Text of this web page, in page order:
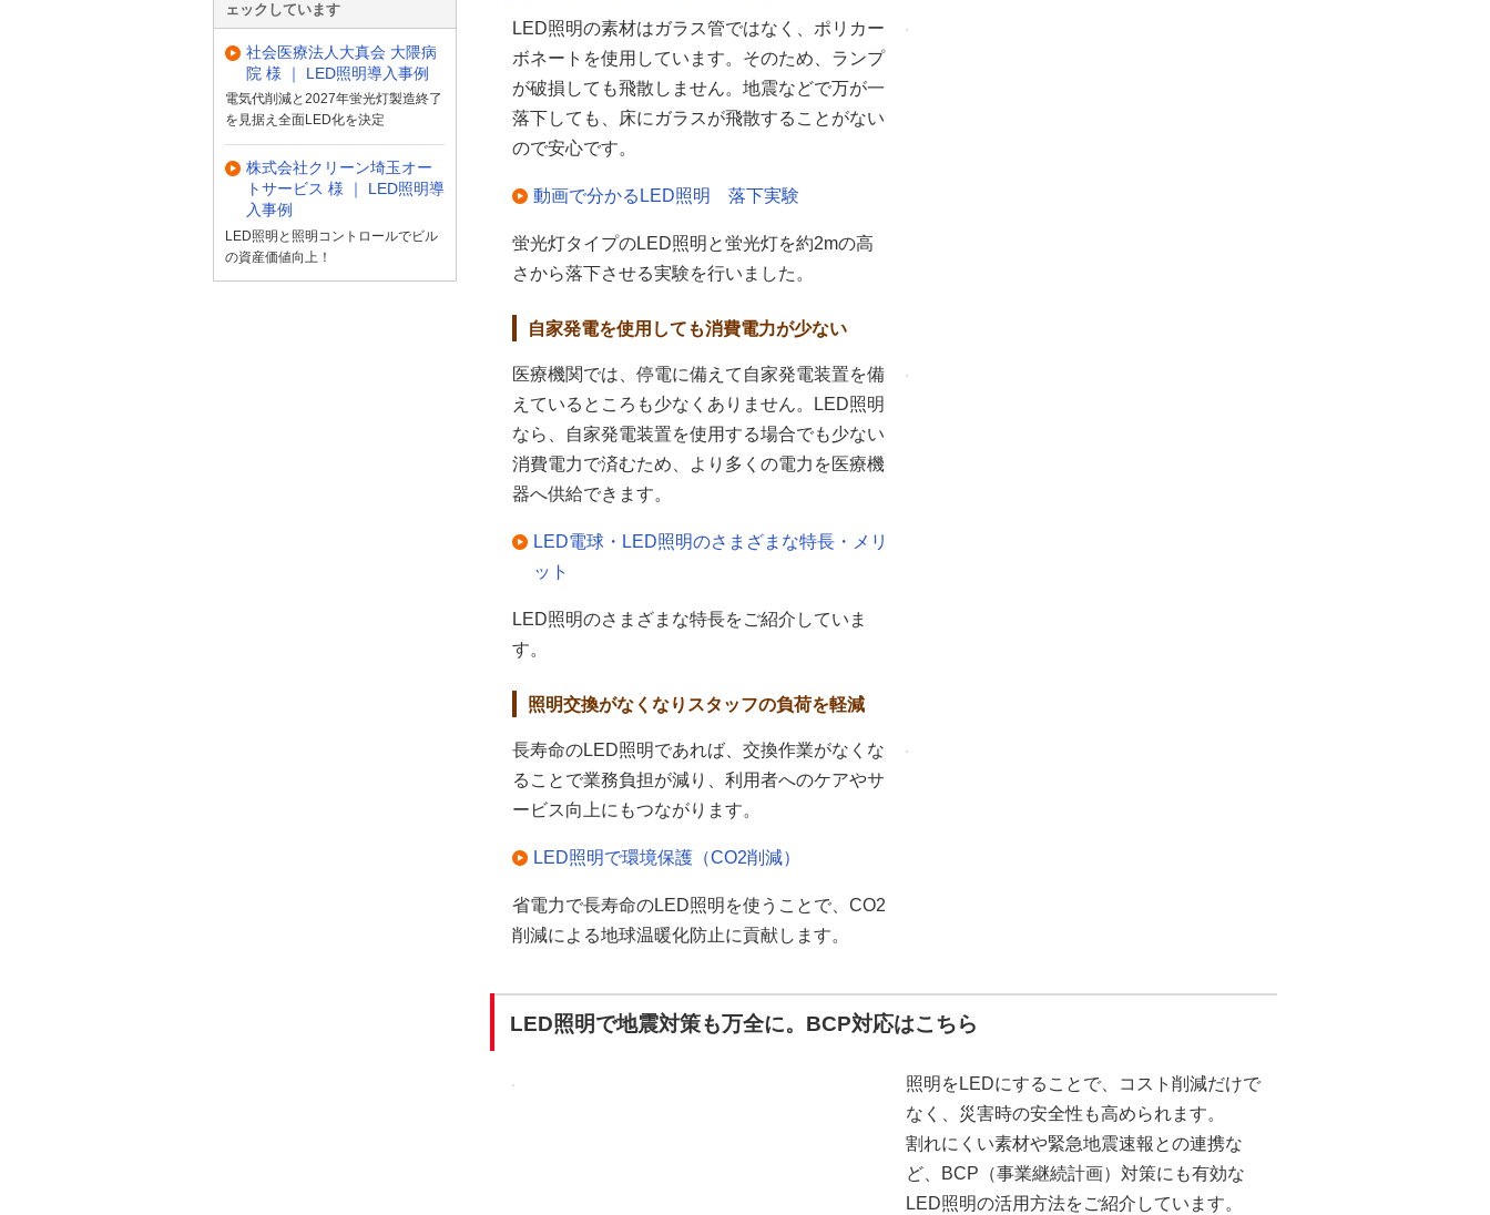
LED照明の素材はガラス管ではなく、ポリカー
ボネートを使用しています。そのため、ランプ
が破損しても飛散しません。地震などで万が一
落下しても、床にガラスが飛散することがない
ので安心です。
動画で分かるLED照明 落下実験
蛍光灯タイプのLED照明と蛍光灯を約2mの高
さから落下させる実験を行いました。
自家発電を使用しても消費電力が少ない
医療機関では、停電に備えて自家発電装置を備
えているところも少なくありません。LED照明
なら、自家発電装置を使用する場合でも少ない
消費電力で済むため、より多くの電力を医療機
器へ供給できます。
LED電球・LED照明のさまざまな特長・メリ
ット
LED照明のさまざまな特長をご紹介していま
す。
照明交換がなくなりスタッフの負荷を軽減
長寿命のLED照明であれば、交換作業がなくな
ることで業務負担が減り、利用者へのケアやサ
ービス向上にもつながります。
LED照明で環境保護（CO2削減）
省電力で長寿命のLED照明を使うことで、CO2
削減による地球温暖化防止に貢献します。
LED照明で地震対策も万全に。BCP対応はこちら
照明をLEDにすることで、コスト削減だけで
なく、災害時の安全性も高められます。
割れにくい素材や緊急地震速報との連携な
ど、BCP（事業継続計画）対策にも有効な
LED照明の活用方法をご紹介しています。
ェックしています
社会医療法人大真会 大隈病
院 様 ｜ LED照明導入事例
電気代削減と2027年蛍光灯製造終了
を見据え全面LED化を決定
株式会社クリーン埼玉オー
トサービス 様 ｜ LED照明導
入事例
LED照明と照明コントロールでビル
の資産価値向上！